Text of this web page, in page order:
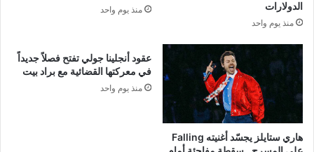
الدولارات
منذ يوم واحد
منذ يوم واحد
هاري ستايلز يجسّد أغنيته Falling
عقود أنجلينا جولي تفتح فصلاً جديداً
في معركتها القضائية مع براد بيت
منذ يوم واحد